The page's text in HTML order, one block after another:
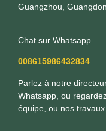
Guangzhou,
Chat sur Whatsapp
008615986432834
Parlez à notre
Whatsapp, ou
équipe, ou nos travaux